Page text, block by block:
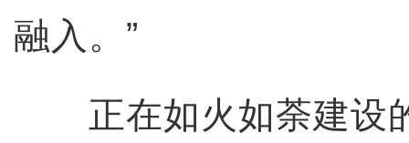
融入。”
正在如火如荼建设